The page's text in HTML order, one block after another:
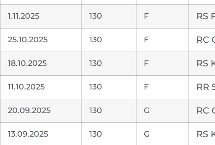
1.11.2025 130 F RS
25.10.2025 130 F RC
18.10.2025 130 F RS
11.10.2025 130 F RR
20.09.2025 130 G RC
13.09.2025 130 G RS